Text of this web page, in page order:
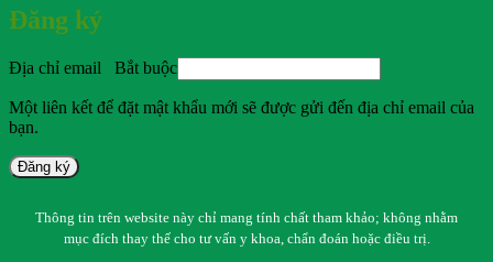
Đăng ký
Địa chỉ email Bắt buộc
Một liên kết để đặt mật khẩu mới sẽ được gửi đến địa chỉ email của
bạn.
Đăng ký
Thông tin trên website này chỉ mang tính chất tham khảo; không nhằm
mục đích thay thế cho tư vấn y khoa, chẩn đoán hoặc điều trị.